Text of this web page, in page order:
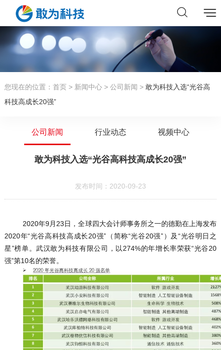
您现在的位置： 首页> 新闻中心> 公司新闻 > 敢为科技入选“光谷高
科技高成长20强”
公司新闻 行业动态 视频中心
敢为科技入选“光谷高科技高成长20强”
发布时间：2020-09-23
2020年9月23日，全球四大会计师事务所之一的德勤在上海发布
2020年“光谷高科技高成长20强”（简称“光谷20强”）及“光谷明日之
星”榜单。武汉敢为科技有限公司，以274%的年增长率荣获“光谷20
强”第10名的荣誉。